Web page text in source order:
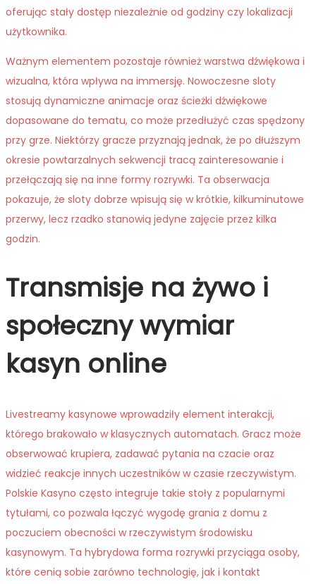
oferując stały dostęp niezależnie od godziny czy lokalizacji
użytkownika.
Ważnym elementem pozostaje również warstwa dźwiękowa i
wizualna, która wpływa na immersję. Nowoczesne sloty
stosują dynamiczne animacje oraz ścieżki dźwiękowe
dopasowane do tematu, co może przedłużyć czas spędzony
przy grze. Niektórzy gracze przyznają jednak, że po dłuższym
okresie powtarzalnych sekwencji tracą zainteresowanie i
przełączają się na inne formy rozrywki. Ta obserwacja
pokazuje, że sloty dobrze wpisują się w krótkie, kilkuminutowe
przerwy, lecz rzadko stanowią jedyne zajęcie przez kilka
godzin.
Transmisje na żywo i
społeczny wymiar
kasyn online
Livestreamy kasynowe wprowadziły element interakcji,
którego brakowało w klasycznych automatach. Gracz może
obserwować krupiera, zadawać pytania na czacie oraz
widzieć reakcje innych uczestników w czasie rzeczywistym.
Polskie Kasyno często integruje takie stoły z popularnymi
tytułami, co pozwala łączyć wygodę grania z domu z
poczuciem obecności w rzeczywistym środowisku
kasynowym. Ta hybrydowa forma rozrywki przyciąga osoby,
które cenią sobie zarówno technologię, jak i kontakt